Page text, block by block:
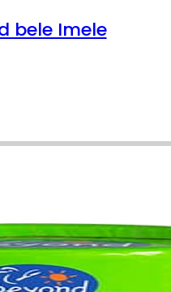
bele Imele